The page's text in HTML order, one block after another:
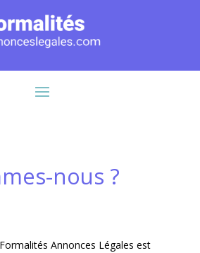
nous ?
Annonces Légales est